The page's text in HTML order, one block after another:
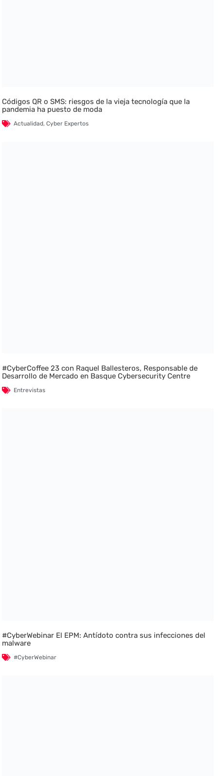
Códigos QR o SMS: riesgos de la vieja tecnología que la
pandemia ha puesto de moda
Actualidad,Cyber Expertos
#CyberCoffee 23 con Raquel Ballesteros, Responsable de
Desarrollo de Mercado en Basque Cybersecurity Centre
Entrevistas
#CyberWebinar El EPM: Antídoto contra sus infecciones del
malware
#CyberWebinar